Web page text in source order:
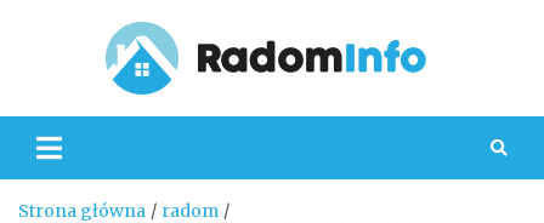
Strona główna
radom